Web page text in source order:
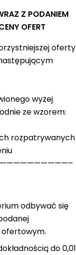
Z PODANIEM
OFERT
oferty
wyżej
ze wzorem:
rozpatrywanych
odbywać się
do 0,01